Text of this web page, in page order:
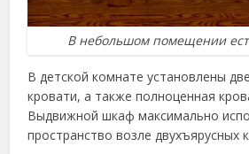
В небольшом помещении
В детской комнате установлены
кровати, а также полноценная
Выдвижной шкаф максимально
пространство возле двухъярусных